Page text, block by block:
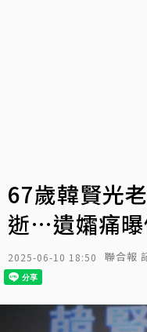
67歲韓賢光
逝…遺孀痛曝
2025-06-10 18:50 聯合報